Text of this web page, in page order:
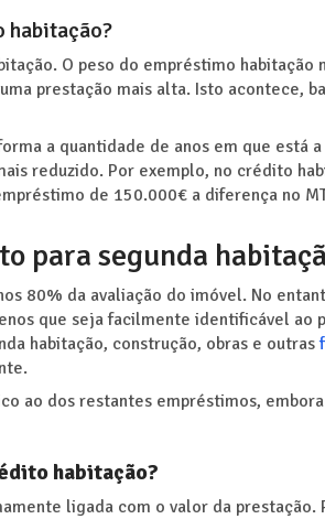
habitação?
O peso do empréstimo habitação
prestação mais alta. Isto acontece,
a quantidade de anos em que está
reduzido. Por exemplo, no crédito
de 150.000€ a diferença no
para segunda
80% da avaliação do imóvel. No
que seja facilmente identificável ao
habitação, construção, obras e outras
ao dos restantes empréstimos,
habitação?
ligada com o valor da prestação.